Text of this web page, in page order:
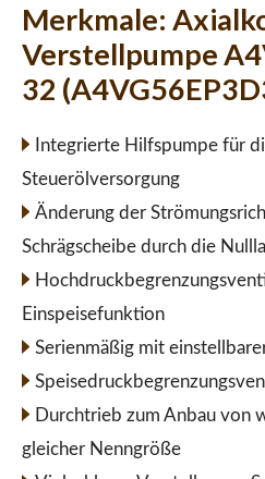
Merkmale:
Verstellpumpe
32
Integrierte Hilfspumpe für
Steuerölversorgung
Änderung der
Schrägscheibe durch die
Einspeisefunktion
Serienmäßig mit
Durchtrieb zum Anbau von
gleicher Nenngröße